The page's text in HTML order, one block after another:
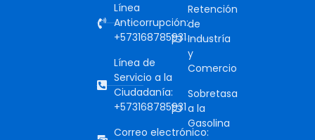
Línea
Anticorrupción:
+573168785931
Línea de
Servicio a la
Ciudadanía:
+573168785931
Correo electrónico:
Retención
de
Industría
y
Comercio
Sobretasa
a la
Gasolina